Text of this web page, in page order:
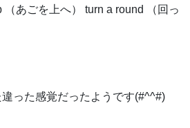
あごを上へ） turn a round （回っ
った感覚だったようです(#^^#)